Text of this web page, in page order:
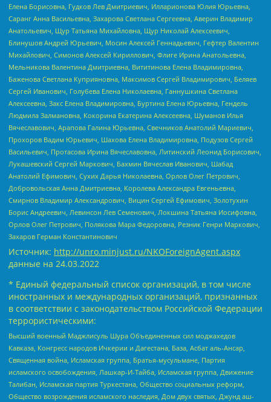
Елена Борисовна, Гудков Лев Дмитриевич, Илларионова Юлия Юрьевна,
Саранг Анна Васильевна, Захарова Светлана Сергеевна, Аверин Владимир
Анатольевич, Щур Татьяна Михайловна, Щур Николай Алексеевич,
Блинушов Андрей Юрьевич, Мосин Алексей Геннадьевич, Гефтер Валентин
Михайлович, Симонов Алексей Кириллович, Флиге Ирина Анатольевна,
Мельникова Валентина Дмитриевна, Вититинова Елена Владимировна,
Баженова Светлана Куприяновна, Максимов Сергей Владимирович, Беляев
Сергей Иванович, Голубева Елена Николаевна, Ганнушкина Светлана
Алексеевна, Закс Елена Владимировна, Буртина Елена Юрьевна, Гендель
Людмила Залмановна, Кокорина Екатерина Алексеевна, Шуманов Илья
Вячеславович, Арапова Галина Юрьевна, Свечников Анатолий Мариевич,
Прохоров Вадим Юрьевич, Шахова Елена Владимировна, Подузов Сергей
Васильевич, Протасова Ирина Вячеславовна, Литинский Леонид Борисович,
Лукашевский Сергей Маркович, Бахмин Вячеслав Иванович, Шабад
Анатолий Ефимович, Сухих Дарья Николаевна, Орлов Олег Петрович,
Добровольская Анна Дмитриевна, Королева Александра Евгеньевна,
Смирнов Владимир Александрович, Вицин Сергей Ефимович, Золотухин
Борис Андреевич, Левинсон Лев Семенович, Локшина Татьяна Иосифовна,
Орлов Олег Петрович, Полякова Мара Федоровна, Резник Генри Маркович,
Захаров Герман Константинович
Источник: http://unro.minjust.ru/NKOForeignAgent.aspx
данные на 24.03.2022
* Единый федеральный список организаций, в том числе
иностранных и международных организаций, признанных
в соответствии с законодательством Российской Федерации
террористическими:
Высший военный Маджлисуль Шура Объединенных сил моджахедов
Кавказа, Конгресс народов Ичкерии и Дагестана, База, Асбат аль-Ансар,
Священная война, Исламская группа, Братья-мусульмане, Партия
исламского освобождения, Лашкар-И-Тайба, Исламская группа, Движение
Талибан, Исламская партия Туркестана, Общество социальных реформ,
Общество возрождения исламского наследия, Дом двух святых, Джунд аш-